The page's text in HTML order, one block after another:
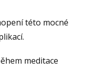
této mocné
meditace